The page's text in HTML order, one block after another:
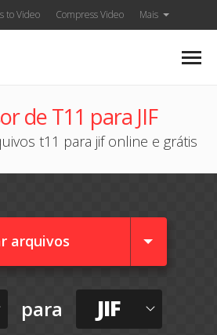
to Video Compress Video Mais
de T11 para JIF
t11 para jif online e grátis
arquivos
para JIF